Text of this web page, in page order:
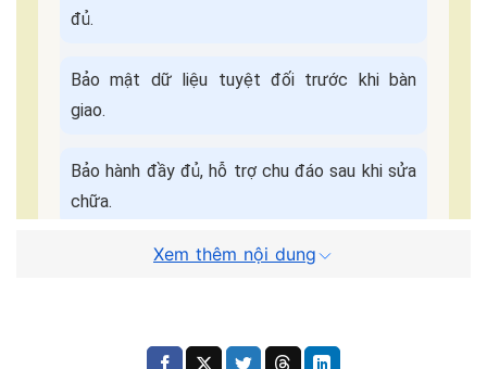
đủ.
Bảo mật dữ liệu tuyệt đối trước khi bàn
giao.
Bảo hành đầy đủ, hỗ trợ chu đáo sau khi sửa
chữa.
Cam kết dịchBáo giá minh bạch - Không
Quy Trình Sửa Máy Tận Nơi
Xem thêm nội dung